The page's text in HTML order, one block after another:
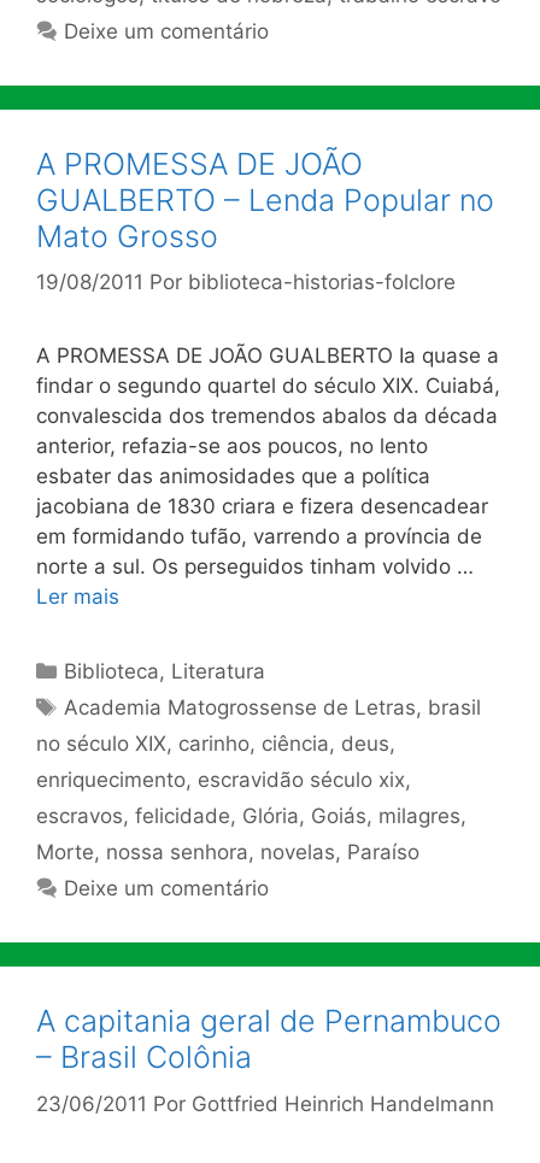
Deixe um comentário
A PROMESSA DE JOÃO
GUALBERTO – Lenda Popular no
Mato Grosso
19/08/2011 Por biblioteca-historias-folclore
A PROMESSA DE JOÃO GUALBERTO Ia quase a
findar o segundo quartel do século XIX. Cuiabá,
convalescida dos tremendos abalos da década
anterior, refazia-se aos poucos, no lento
esbater das animosidades que a política
jacobiana de 1830 criara e fizera desencadear
em formidando tufão, varrendo a província de
norte a sul. Os perseguidos tinham volvido …
Ler mais
Categorias
Biblioteca, Literatura
Tags
Academia Matogrossense de Letras, brasil
no século XIX, carinho, ciência, deus,
enriquecimento, escravidão século xix,
escravos, felicidade, Glória, Goiás, milagres,
Morte, nossa senhora, novelas, Paraíso
Deixe um comentário
A capitania geral de Pernambuco
– Brasil Colônia
23/06/2011 Por Gottfried Heinrich Handelmann